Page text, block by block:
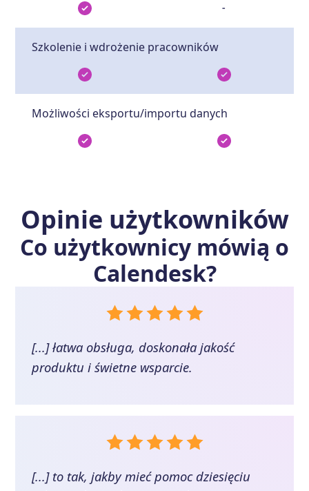
-
Szkolenie i wdrożenie pracowników
Możliwości eksportu/importu danych
Opinie użytkowników
Co użytkownicy mówią o
Calendesk?
[...] łatwa obsługa, doskonała jakość
produktu i świetne wsparcie.
[...] to tak, jakby mieć pomoc dziesięciu